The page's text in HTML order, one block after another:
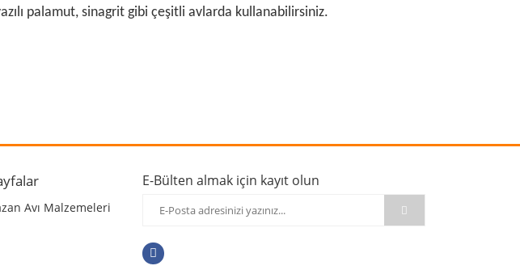
palamut, sinagrit gibi çeşitli avlarda kullanabilirsiniz.
Avı Malzemeleri
E-Bülten almak için kayıt olun